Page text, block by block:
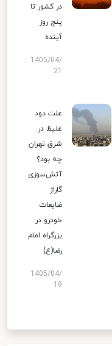
در کشور تا
پنج روز
آینده
1405/04/
علت دود
غلیظ در
شرق تهران
چه بود؟
آتش‌سوزی
گاراژ
ضایعات
خودرو در
بزرگراه امام
رضا(ع)
1405/04/
19